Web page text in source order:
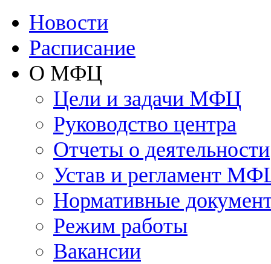
Новости
Расписание
О МФЦ
Цели и задачи МФЦ
Руководство центра
Отчеты о деятельности
Устав и регламент
Нормативные
Режим работы
Вакансии